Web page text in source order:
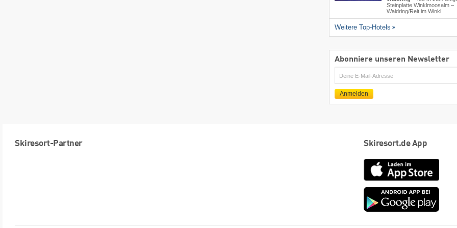
Steinplatte Winklmoosalm –
Waidring/​Reit im Winkl
Weitere Top-Hotels
Abonniere unseren Newsletter
E-
Mail
Anmelden
Skiresort-Partner Skiresort.de App
App
Store